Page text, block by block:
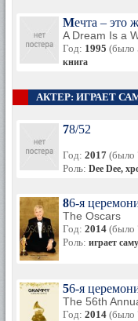
Мечта –
A Dream Is a
Год: 1995 (было
книга
АКТЕР: ИГРАЕТ
78/52
Год: 2017 (было
Роль: Dee Dee,
86-я
The Oscars
Год: 2014 (было
Роль: играет
56-я
The 56th
Год: 2014 (было